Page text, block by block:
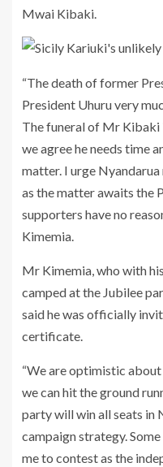
Mwai Kibaki.
“The death of former
President Uhuru very
The funeral of Mr Kibaki
we agree he needs time
matter. I urge
as the matter awaits the
supporters have no
Kimemia.
Mr Kimemia, who with
camped at the Jubilee
said he was officially
certificate.
“We are optimistic
we can hit the ground
party will win all seats in
campaign strategy.
me to contest as the